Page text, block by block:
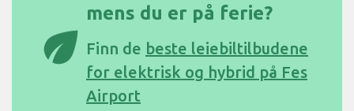
eco
mens du er på ferie?
Finn de beste leiebiltilbudene
for elektrisk og hybrid på Fes
Airport